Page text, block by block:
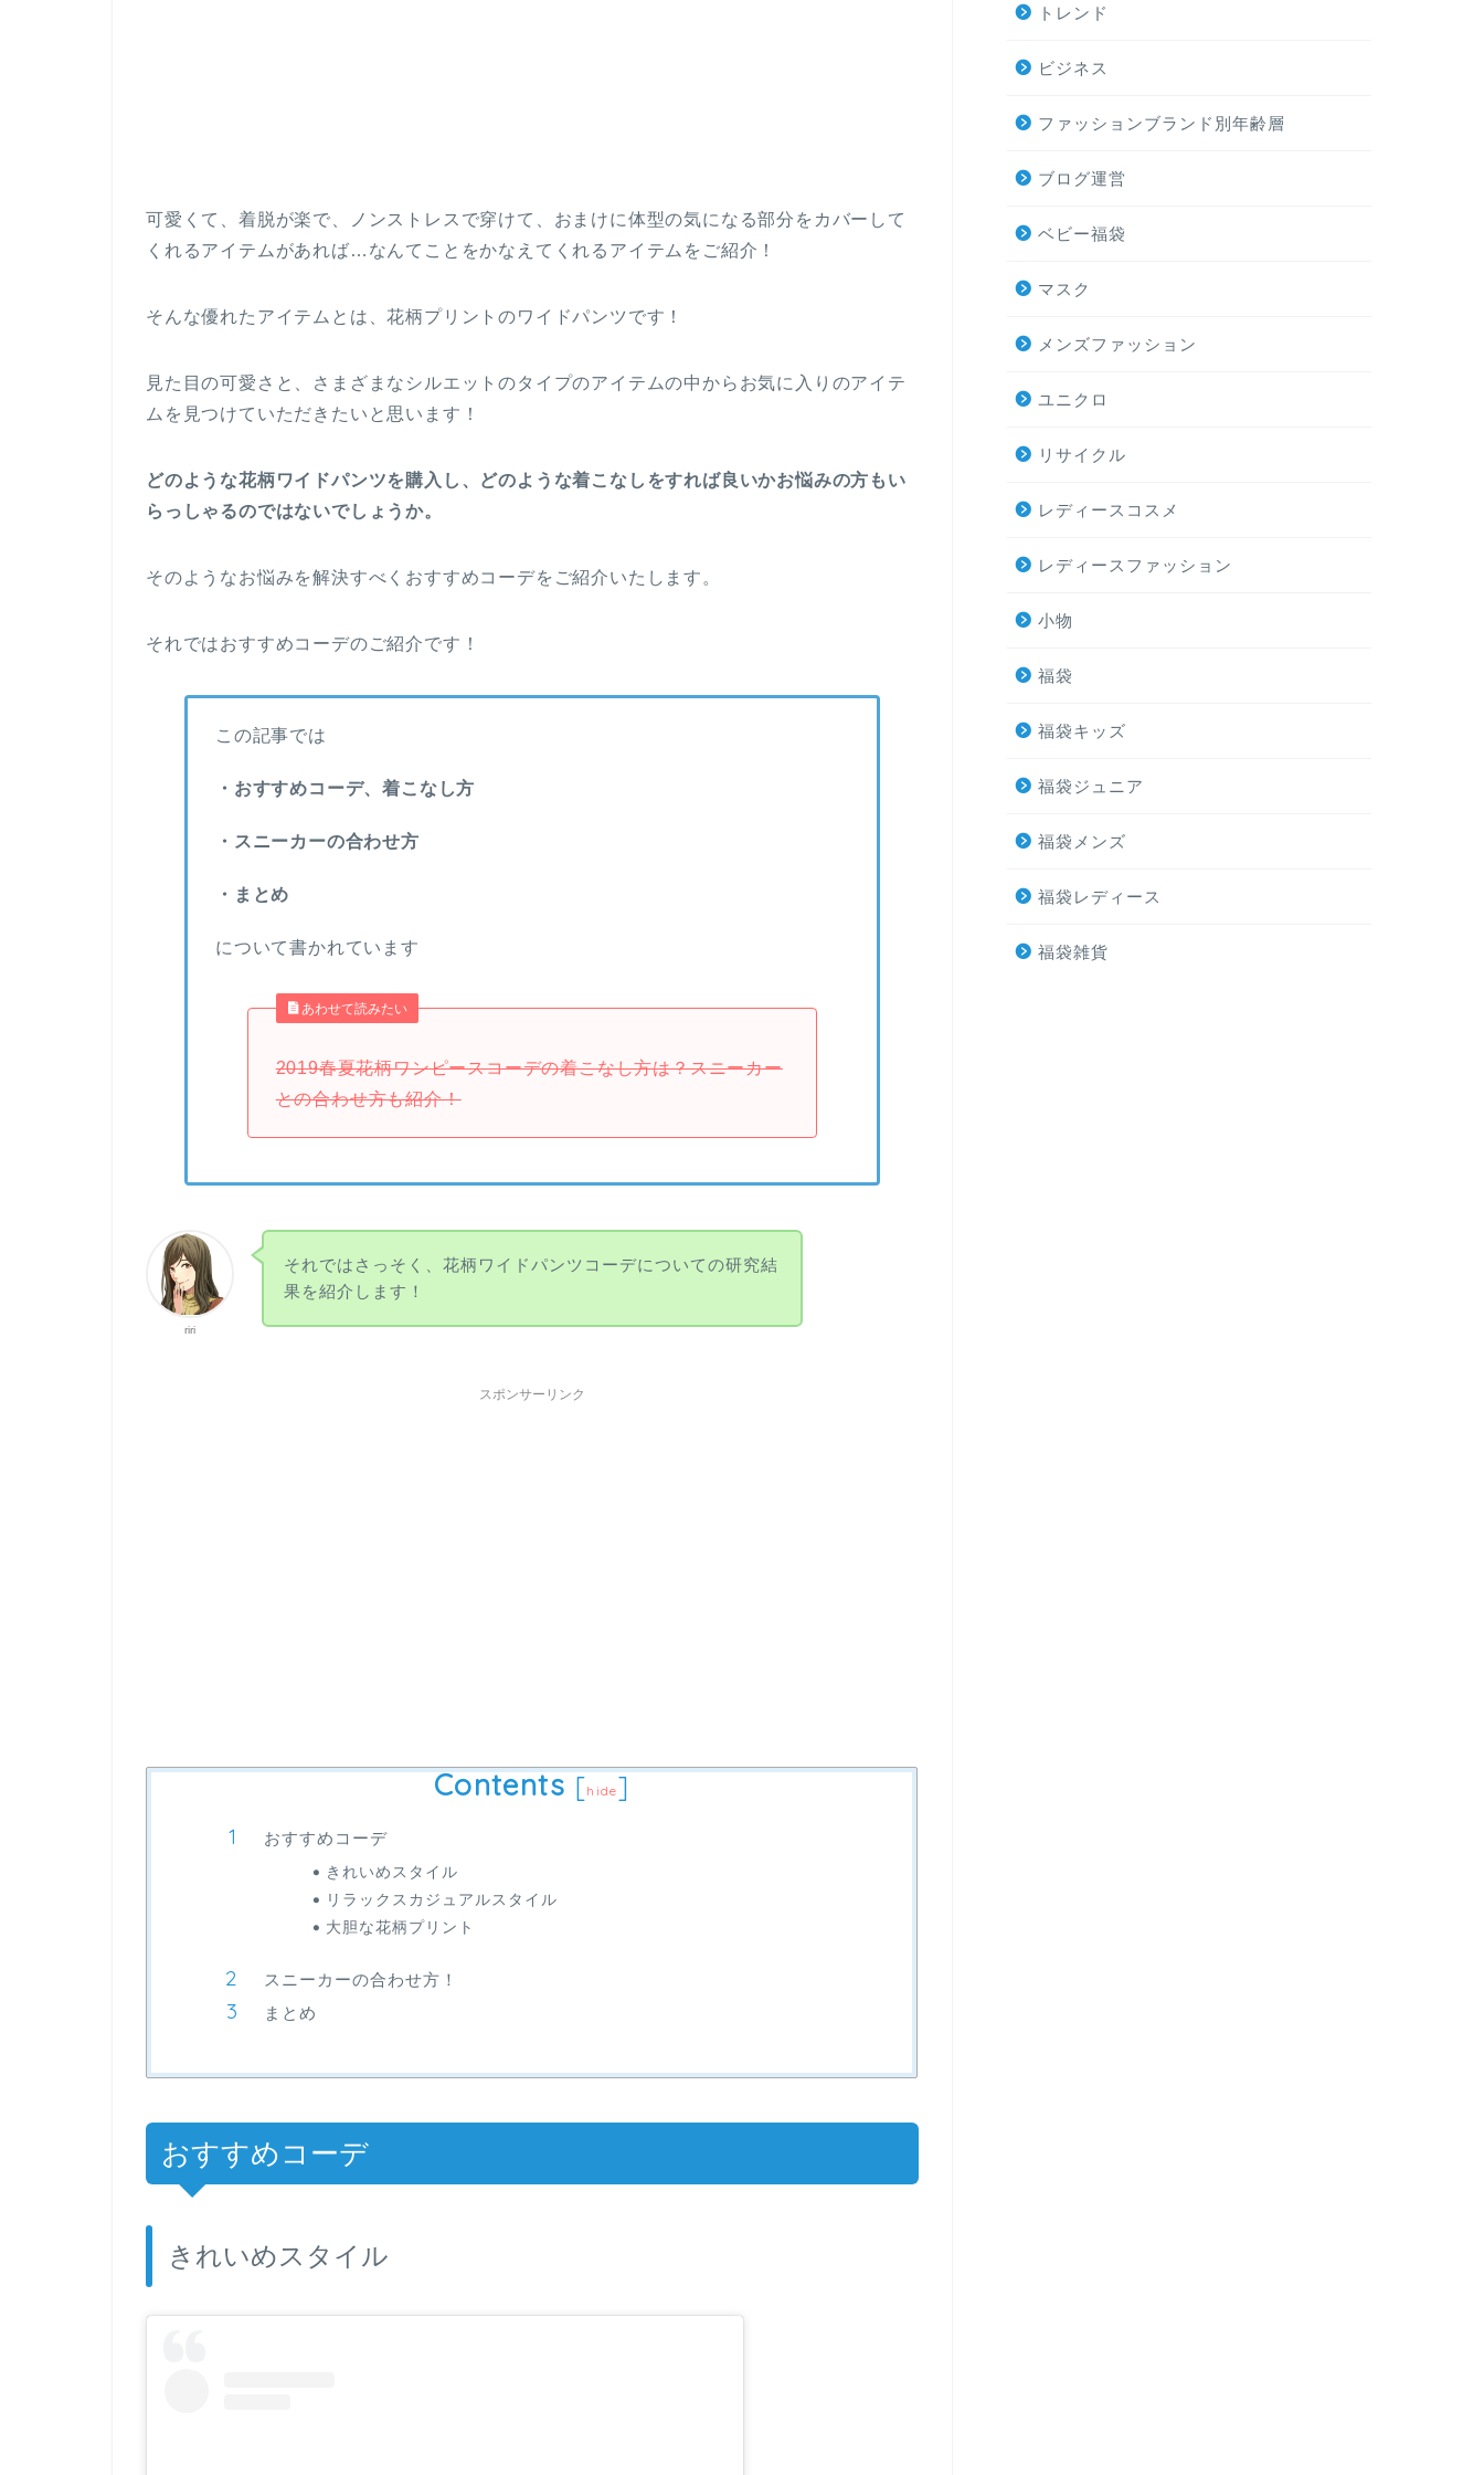
可愛くて、着脱が楽で、ノンストレスで穿けて、おまけに体型の気になる部分をカバーして
くれるアイテムがあれば…なんてことをかなえてくれるアイテムをご紹介！
そんな優れたアイテムとは、花柄プリントのワイドパンツです！
見た目の可愛さと、さまざまなシルエットのタイプのアイテムの中からお気に入りのアイテ
ムを見つけていただきたいと思います！
どのような花柄ワイドパンツを購入し、どのような着こなしをすれば良いかお悩みの方もい
らっしゃるのではないでしょうか。
そのようなお悩みを解決すべくおすすめコーデをご紹介いたします。
それではおすすめコーデのご紹介です！
この記事では
・おすすめコーデ、着こなし方
・スニーカーの合わせ方
・まとめ
について書かれています
あわせて読みたい
2019春夏花柄ワンピースコーデの着こなし方は？スニーカー
との合わせ方も紹介！
riri
それではさっそく、花柄ワイドパンツコーデについての研究結
果を紹介します！
スポンサーリンク
Contents [hide]
おすすめコーデ
きれいめスタイル
リラックスカジュアルスタイル
大胆な花柄プリント
スニーカーの合わせ方！
まとめ
おすすめコーデ
きれいめスタイル
トレンド
ビジネス
ファッションブランド別年齢層
ブログ運営
ベビー福袋
マスク
メンズファッション
ユニクロ
リサイクル
レディースコスメ
レディースファッション
小物
福袋
福袋キッズ
福袋ジュニア
福袋メンズ
福袋レディース
福袋雑貨